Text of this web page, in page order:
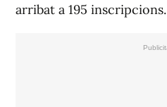
arribat a 195 inscripcions.